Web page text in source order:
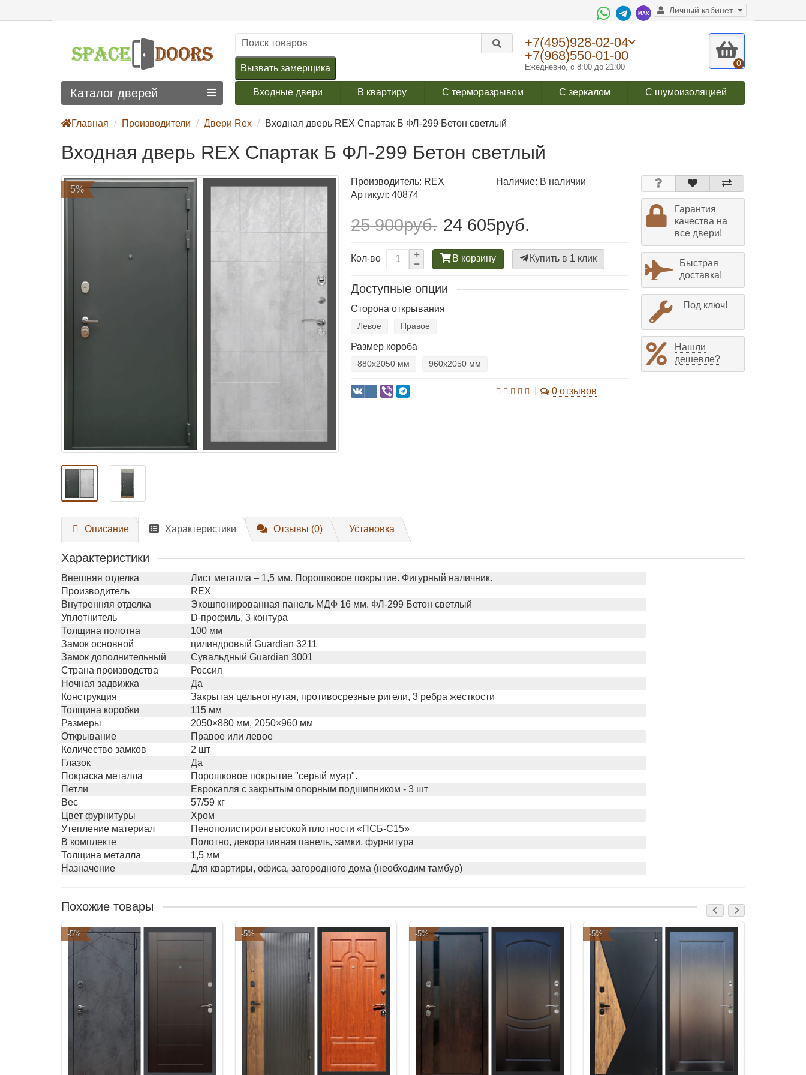
Личный кабинет
+7(495)928-02-04
+7(968)550-01-00
Ежедневно, с 8:00 до 21:00 0
Вызвать замерщика
Входные двери В квартиру С терморазрывом С зеркалом С шумоизоляцией
Каталог дверей
Главная Производители Двери Rex Входная дверь REX Спартак Б ФЛ-299 Бетон светлый
Входная дверь REX Спартак Б ФЛ-299 Бетон светлый
-5%
Производитель: REX
Наличие: В наличии
Артикул: 40874
25 900руб. 24 605руб.
Кол-во В корзину Купить в 1 клик
Доступные опции
Сторона открывания
Левое Правое
Размер короба
880х2050 мм 960х2050 мм
0 отзывов
Гарантия
качества на
все двери!
Быстрая
доставка!
Под ключ!
Нашли
дешевле?
Описание Характеристики Отзывы (0) Установка
Характеристики
Внешняя отделка
Лист металла – 1,5 мм. Порошковое покрытие. Фигурный наличник.
Производитель
REX
Внутренняя отделка
Экошпонированная панель МДФ 16 мм. ФЛ-299 Бетон светлый
Уплотнитель
D-профиль, 3 контура
Толщина полотна
100 мм
Замок основной
цилиндровый Guardian 3211
Замок дополнительный
Сувальдный Guardian 3001
Страна производства
Россия
Ночная задвижка
Да
Конструкция
Закрытая цельногнутая, противосрезные ригели, 3 ребра жесткости
Толщина коробки
115 мм
Размеры
2050×880 мм, 2050×960 мм
Открывание
Правое или левое
Количество замков
2 шт
Глазок
Да
Покраска металла
Порошковое покрытие "серый муар".
Петли
Еврокапля с закрытым опорным подшипником - 3 шт
Вес
57/59 кг
Цвет фурнитуры
Хром
Утепление материал
Пенополистирол высокой плотности «ПСБ-С15»
В комплекте
Полотно, декоративная панель, замки, фурнитура
Толщина металла
1,5 мм
Назначение
Для квартиры, офиса, загородного дома (необходим тамбур)
Похожие товары
-5% -5% -5% -5%